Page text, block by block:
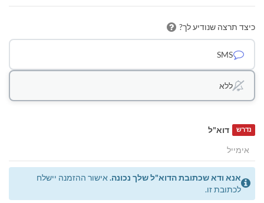
כיצד תרצה שנודיע לך?
SMS
ללא
דוא"ל נדרש
אנא ודא שכתובת הדוא"ל שלך נכונה.אישור ההזמנה יישלח
לכתובת זו.